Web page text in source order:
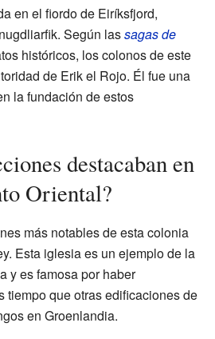
en el fiordo de Eiríksfjord,
Según lassagas de
históricos, los colonos de este
de Erik el Rojo. Él fue una
la fundación de estos
destacaban en
Oriental?
más notables de esta colonia
Esta iglesia es un ejemplo de la
y es famosa por haber
tiempo que otras edificaciones de
en Groenlandia.